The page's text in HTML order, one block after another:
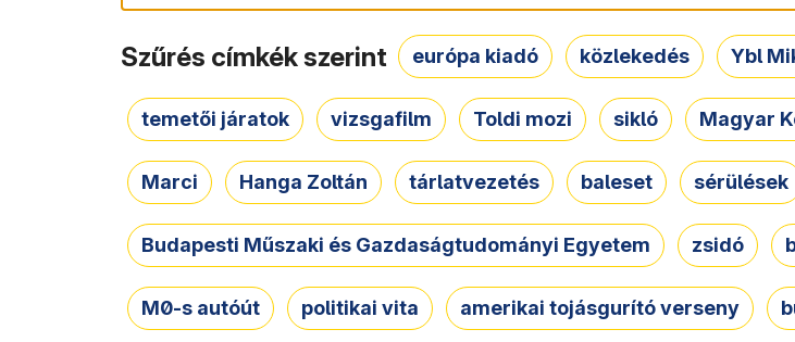
Szűrés címkék szerint európa kiadó közlekedés Ybl
temetői járatok vizsgafilm Toldi mozi sikló Magyar
Marci Hanga Zoltán tárlatvezetés baleset sérülések
Budapesti Műszaki és Gazdaságtudományi Egyetem zsidó
M0-s autóút politikai vita amerikai tojásgurító verseny